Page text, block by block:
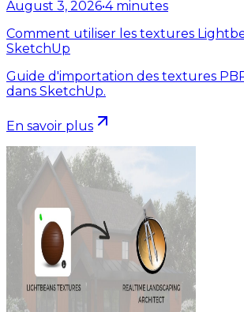
August 3, 2026•4 minutes
Comment utiliser les textures
SketchUp
Guide d'importation des textures
dans SketchUp.
En savoir plus